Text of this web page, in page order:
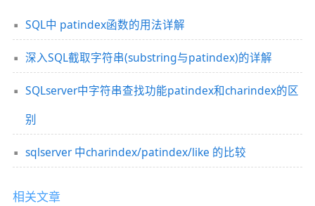
SQL中 patindex函数的用法详解
深入SQL截取字符串(substring与patindex)的详解
SQLserver中字符串查找功能patindex和charindex的区
别
sqlserver 中charindex/patindex/like 的比较
相关文章